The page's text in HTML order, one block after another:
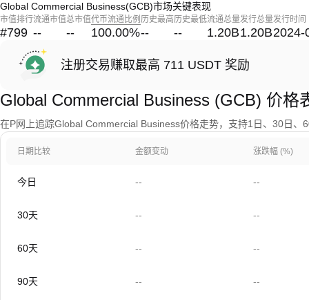
Global Commercial Business(GCB)市场关键表现
市值排行
#799
流通市值
--
总市值
--
代币流通比例
100.00%
历史最高
--
历史最低
--
流通总量
1.20B
发行总量
1.20B
发行时间
2024-
注册交易赚取最高 711 USDT 奖励
Global Commercial Business (GCB) 价格
在P网上追踪Global Commercial Business价格走势，支持1日、30日、
日期比较 金额变动 涨跌幅 (%)
今日 -- --
30天 -- --
60天 -- --
90天 -- --